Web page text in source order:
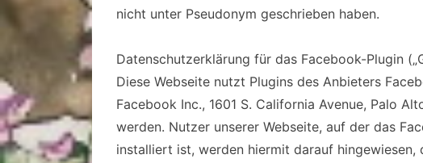
nicht unter Pseudonym geschrieben haben.
Datenschutzerklärung für das Facebook-Plugin
Diese Webseite nutzt Plugins des Anbieters
Facebook Inc., 1601 S. California Avenue, Palo
werden. Nutzer unserer Webseite, auf der das
installiert ist, werden hiermit darauf hingewiesen,